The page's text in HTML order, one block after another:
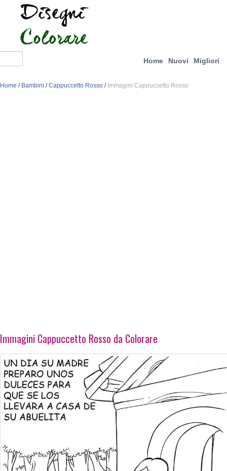
Home Nuovi Migliori
Home / Bambini /Cappuccetto Rosso / Immagini Cappuccetto Rosso
Immagini Cappuccetto Rosso da Colorare